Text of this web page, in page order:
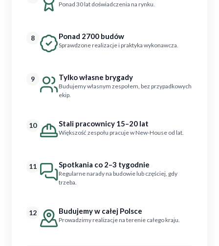
Ponad 30 lat doświadczenia na rynku.
8 Ponad 2700 budów
Sprawdzone realizacje i praktyka wykonawcza.
9 Tylko własne brygady
Budujemy własnym zespołem, bez przypadkowych
ekip.
10 Stali pracownicy 15–20 lat
Większość zespołu pracuje w New-House od lat.
11 Spotkania co 2–3 tygodnie
Regularne narady na budowie lub częściej, gdy
trzeba.
12 Budujemy w całej Polsce
Prowadzimy realizacje na terenie całego kraju.